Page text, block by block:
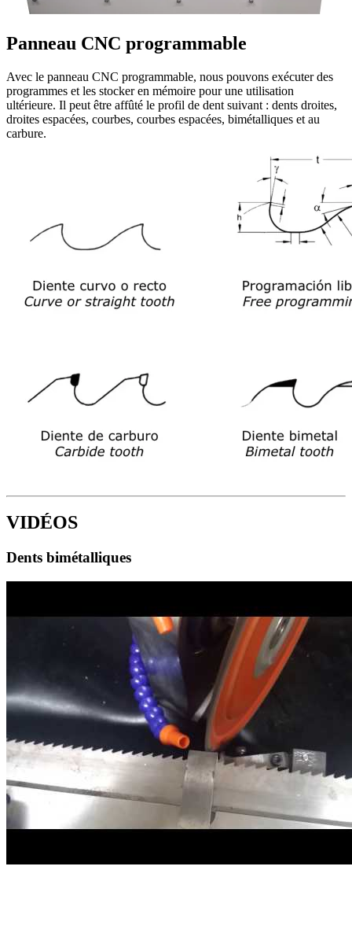
Panneau CNC programmable
Avec le panneau CNC programmable, nous pouvons exécuter des
programmes et les stocker en mémoire pour une utilisation
ultérieure. Il peut être affûté le profil de dent suivant : dents droites,
droites espacées, courbes, courbes espacées, bimétalliques et au
carbure.
VIDÉOS
Dents bimétalliques